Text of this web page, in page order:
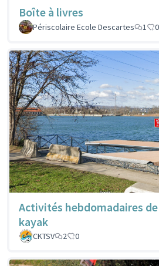
Boîte à livres
Périscolaire Ecole Descartes
1 0
Activités hebdomadaires de
kayak
CKTSV
2 0